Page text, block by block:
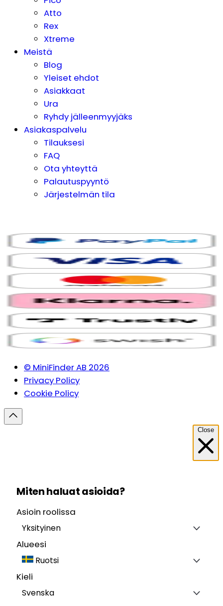
Atto
Rex
Xtreme
Meistä
Blog
Yleiset ehdot
Asiakkaat
Ura
Ryhdy jälleenmyyjäks
Asiakaspalvelu
Tilauksesi
FAQ
Ota yhteyttä
Palautuspyyntö
Järjestelmän tila
© MiniFinder AB 2026
Privacy Policy
Cookie Policy
Close
Miten haluat asioida?
Asioin roolissa
Yksityinen
Alueesi
Ruotsi
Kieli
Svenska